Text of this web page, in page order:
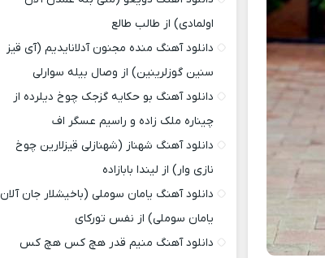
اولمادی) از طالب طالع
دانلود آهنگ منده مجنون آدلانایدیم (آی قیز
سنین گوزلرینین) از وصال بیله سوارلی
دانلود آهنگ بو حکایه گزجک چوخ دیلرده از
چیناره ملک زاده و راسیم عسگر اف
دانلود آهنگ شهناز (شهنازلی قیزلارین چوخ
نازی وار) از لیندا بابازاده
دانلود آهنگ یامان سوملی (باخیشلار جان آلان
یامان سوملی) از نفس تورکای
دانلود آهنگ منیم قدر هچ کس هچ کس